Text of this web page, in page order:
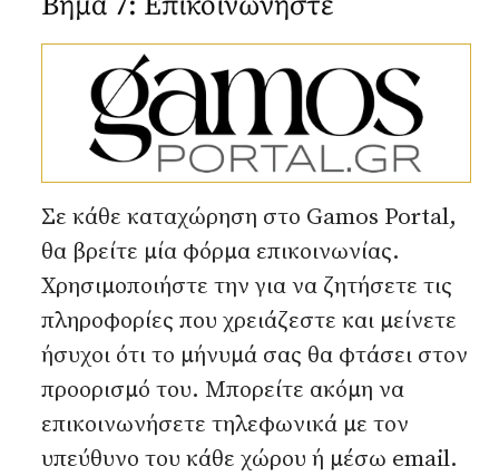
Σε κάθε καταχώρηση στο Gamos Portal,
θα βρείτε μία φόρμα επικοινωνίας.
Χρησιμοποιήστε την για να ζητήσετε τις
πληροφορίες που χρειάζεστε και μείνετε
ήσυχοι ότι το μήνυμά σας θα φτάσει στον
προορισμό του. Μπορείτε ακόμη να
επικοινωνήσετε τηλεφωνικά με τον
υπεύθυνο του κάθε χώρου ή μέσω email.